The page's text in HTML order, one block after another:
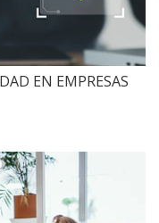
EN EMPRESAS